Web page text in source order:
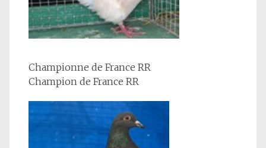
Championne de France RR
Champion de France RR